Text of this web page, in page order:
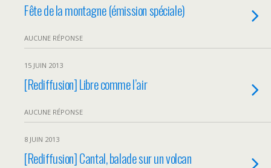
Fête de la montagne (émission spéciale)
AUCUNE RÉPONSE
15 JUIN 2013
[Rediffusion] Libre comme l’air
AUCUNE RÉPONSE
8 JUIN 2013
[Rediffusion] Cantal, balade sur un volcan